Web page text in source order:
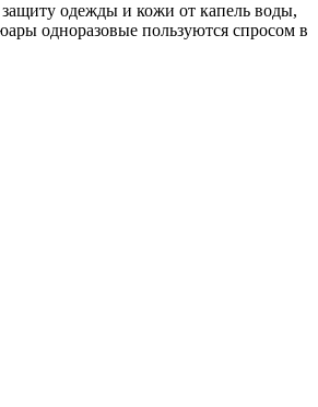
одежды и кожи от капель воды,
одноразовые пользуются спросом в